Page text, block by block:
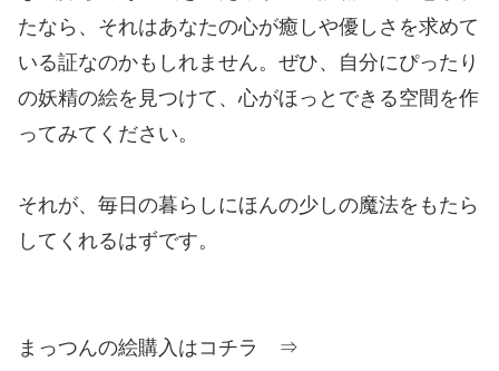
たなら、それはあなたの心が癒しや優しさを求めて
いる証なのかもしれません。ぜひ、自分にぴったり
の妖精の絵を見つけて、心がほっとできる空間を作
ってみてください。
それが、毎日の暮らしにほんの少しの魔法をもたら
してくれるはずです。
まっつんの絵購入はコチラ ⇒